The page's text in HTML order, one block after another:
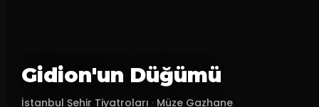
Gidion'un Düğümü
İstanbul Şehir Tiyatroları · Müze Gazhane